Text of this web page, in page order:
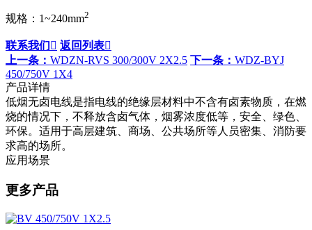
规格：1~240mm2
联系我们  返回列表
上一条： WDZN-RVS 300/300V 2X2.5 下一条： WDZ-BYJ
450/750V 1X4
产品详情
低烟无卤电线是指电线的绝缘层材料中不含有卤素物质，在燃
烧的情况下，不释放含卤气体，烟雾浓度低等，安全、绿色、
环保。适用于高层建筑、商场、公共场所等人员密集、消防要
求高的场所。
应用场景
更多产品